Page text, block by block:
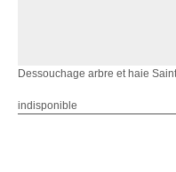
Dessouchage arbre et haie
indisponible